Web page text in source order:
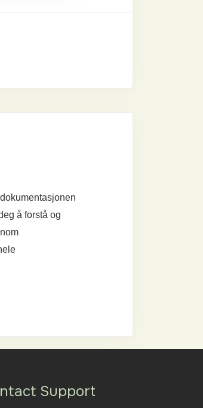
å forstå og
Support